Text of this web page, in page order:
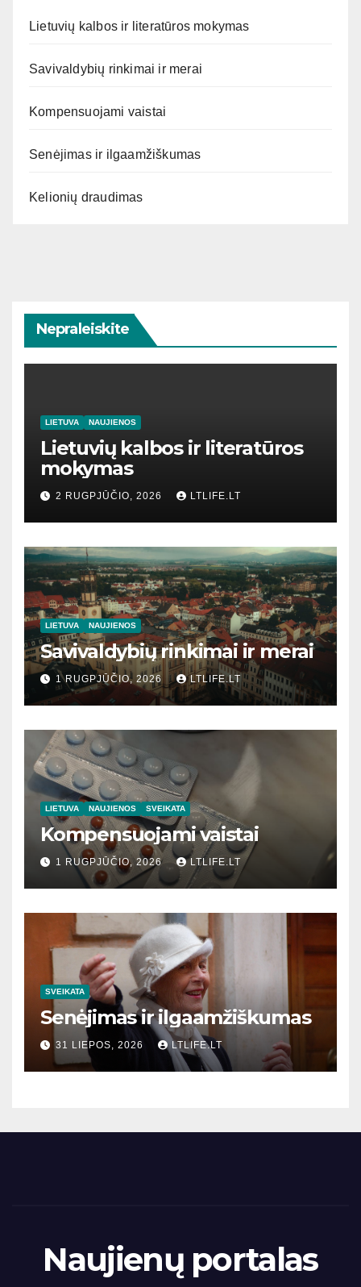
Lietuvių kalbos ir literatūros mokymas
Savivaldybių rinkimai ir merai
Kompensuojami vaistai
Senėjimas ir ilgaamžiškumas
Kelionių draudimas
Nepraleiskite
LIETUVA NAUJIENOS
Lietuvių kalbos ir literatūros
mokymas
2 RUGPJŪČIO, 2026 LTLIFE.LT
LIETUVA NAUJIENOS
Savivaldybių rinkimai ir merai
1 RUGPJŪČIO, 2026 LTLIFE.LT
LIETUVA NAUJIENOS SVEIKATA
Kompensuojami vaistai
1 RUGPJŪČIO, 2026 LTLIFE.LT
SVEIKATA
Senėjimas ir ilgaamžiškumas
31 LIEPOS, 2026 LTLIFE.LT
Naujienų portalas